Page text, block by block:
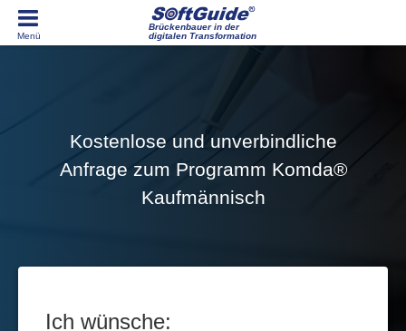
Brückenbauer in der
digitalen Transformation
Kostenlose und unverbindliche
Anfrage zum Programm Komda®
Kaufmännisch
Ich wünsche: